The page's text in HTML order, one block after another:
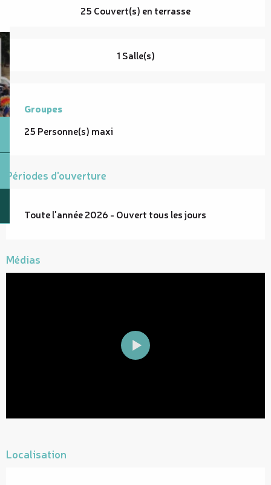
25 Couvert(s) en terrasse
1 Salle(s)
Groupes
Groupes
25 Personne(s) maxi
Périodes d'ouverture
Toute l'année 2026 - Ouvert tous les jours
Médias
Localisation